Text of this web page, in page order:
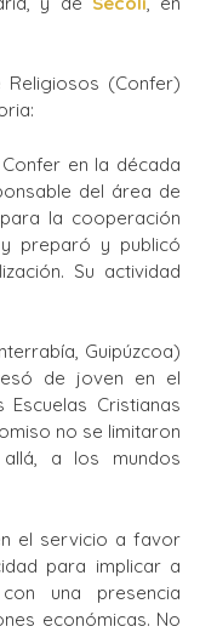
Religiosos (Confer)
en la década
del área de
la cooperación
preparó y publicó
Su actividad
Guipúzcoa)
de joven en el
Cristianas
no se limitaron
a los mundos
el servicio a favor
para implicar a
una presencia
económicas. No